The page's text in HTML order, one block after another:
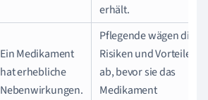
erhält.
Ein Medikament
hat erhebliche
Nebenwirkungen.
Pflegende wägen die
Risiken und Vorteile
ab, bevor sie das
Medikament